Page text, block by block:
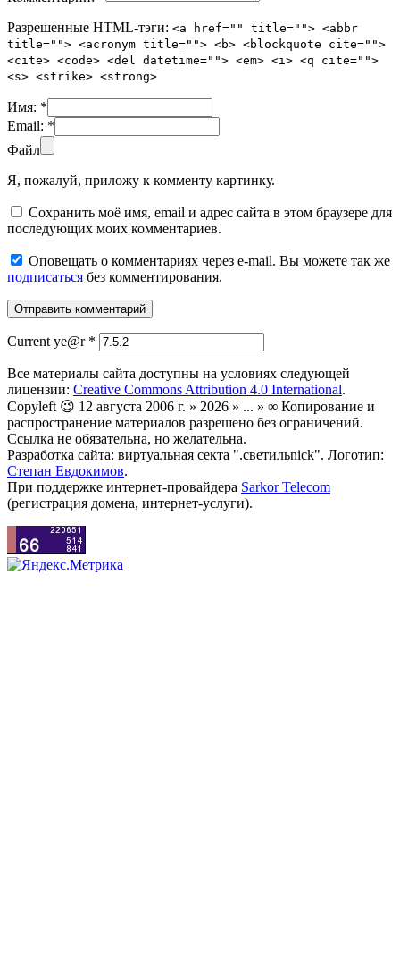
Разрешенные HTML-тэги: <a href="" title=""> <abbr
title=""> <acronym title=""> <b> <blockquote cite="">
<cite> <code> <del datetime=""> <em> <i> <q cite="">
<s> <strike> <strong>
Имя: *
Email: *
Файл
Я, пожалуй, приложу к комменту картинку.
Сохранить моё имя, email и адрес сайта в этом браузере для
последующих моих комментариев.
Оповещать о комментариях через e-mail. Вы можете так же
подписаться без комментирования.
Current ye@r *
Все материалы сайта доступны на условиях следующей
лицензии: Creative Commons Attribution 4.0 International.
Copyleft 😉 12 августа 2006 г. » 2026 » ... » ∞ Копирование и
распространение материалов разрешено без ограничений.
Ссылка не обязательна, но желательна.
Разработка сайта: виртуальная секта ".светильnick". Логотип:
Степан Евдокимов.
При поддержке интернет-провайдера Sarkor Telecom
(регистрация домена, интернет-услуги).